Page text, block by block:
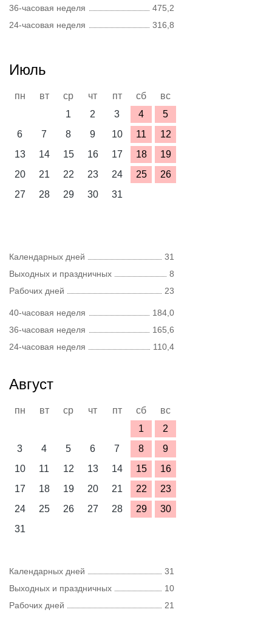
36-часовая неделя
475,2
24-часовая неделя
316,8
Июль
пн вт ср чт пт сб
вс
1
2 3 4
5
6
7 8 9 10 11
12
13
14 15 16 17 18
19
20
21 22 23 24 25
26
27
28 29 30 31
Календарных дней
31
Выходных и праздничных
8
Рабочих дней
23
40-часовая неделя
184,0
36-часовая неделя
165,6
24-часовая неделя
110,4
Август
пн вт ср чт пт сб
вс
1
2
3
4 5 6 7 8
9
10
11 12 13 14 15
16
17
18 19 20 21 22
23
24
25 26 27 28 29
30
31
Календарных дней
31
Выходных и праздничных
10
Рабочих дней
21